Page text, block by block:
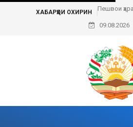
ХАБАРҲОИ ОХИРИН Пешвои
09.08.2026